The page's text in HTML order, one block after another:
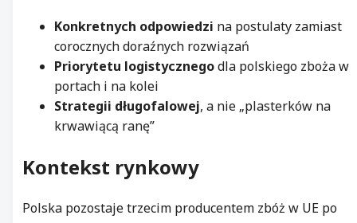
Konkretnych odpowiedzi na postulaty zamiast
corocznych doraźnych rozwiązań
Priorytetu logistycznegodla polskiego zboża w
portach i na kolei
Strategii długofalowej, a nie „plasterków na
krwawiącą ranę”
Kontekst rynkowy
Polska pozostaje trzecim producentem zbóż w UE po